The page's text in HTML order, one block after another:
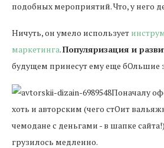
подобных мероприятий. Что, у него
Ничуть, он умело использует
маркетинга.Популяризация и
будущем принесут ему еще бОльшие
Поначалу
хоть и авторским (чего стОит
чемодане с деньгами - в шапке
грузилось медленно.